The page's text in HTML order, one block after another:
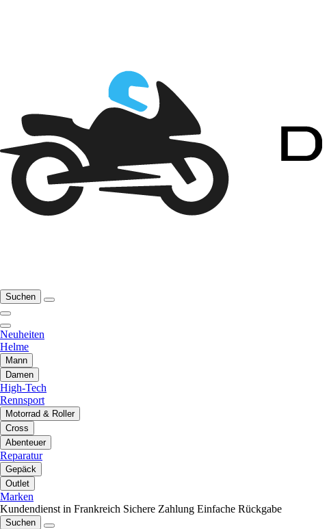
Suchen
Neuheiten
Helme
Mann
Damen
High-Tech
Rennsport
Motorrad & Roller
Cross
Abenteuer
Reparatur
Gepäck
Outlet
Marken
Kundendienst in Frankreich Sichere Zahlung Einfache Rückgabe
Suchen